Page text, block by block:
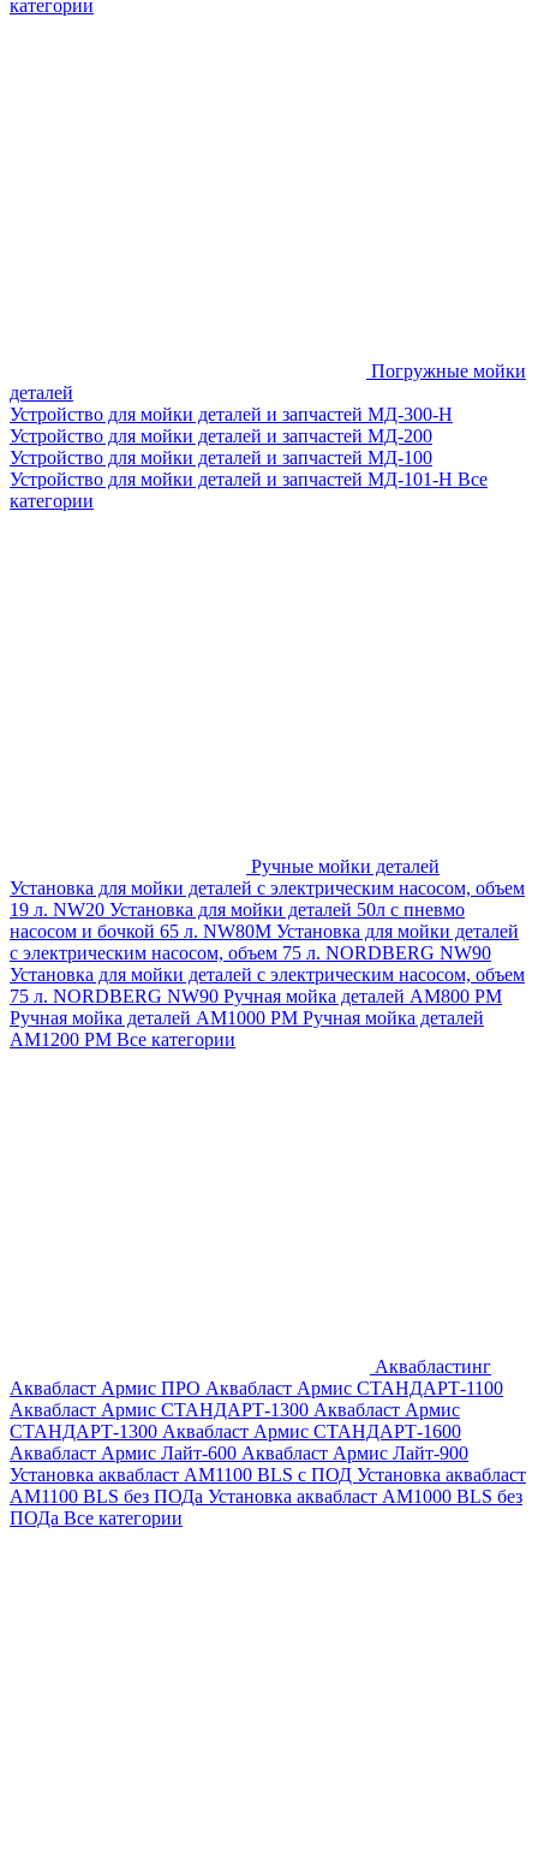
категории
Погружные мойки
деталей
Устройство для мойки деталей и запчастей МД-300-H
Устройство для мойки деталей и запчастей МД-200
Устройство для мойки деталей и запчастей МД-100
Устройство для мойки деталей и запчастей МД-101-Н Все
категории
Ручные мойки деталей
Установка для мойки деталей с электрическим насосом, объем
19 л. NW20 Установка для мойки деталей 50л с пневмо
насосом и бочкой 65 л. NW80M Установка для мойки деталей
с электрическим насосом, объем 75 л. NORDBERG NW90
Установка для мойки деталей с электрическим насосом, объем
75 л. NORDBERG NW90 Ручная мойка деталей АМ800 РМ
Ручная мойка деталей АМ1000 РМ Ручная мойка деталей
АМ1200 РМ Все категории
Аквабластинг
Аквабласт Армис ПРО Аквабласт Армис СТАНДАРТ-1100
Аквабласт Армис СТАНДАРТ-1300 Аквабласт Армис
СТАНДАРТ-1300 Аквабласт Армис СТАНДАРТ-1600
Аквабласт Армис Лайт-600 Аквабласт Армис Лайт-900
Установка аквабласт AM1100 BLS с ПОД Установка аквабласт
AM1100 BLS без ПОДа Установка аквабласт AM1000 BLS без
ПОДа Все категории